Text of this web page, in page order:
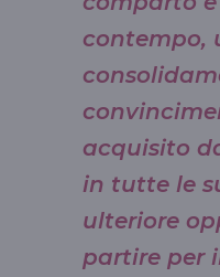
contempo,
acquisito
in tutte le
ulteriore
partire per